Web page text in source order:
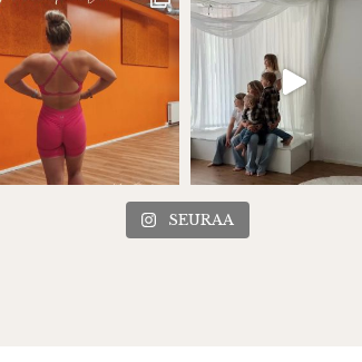
SEURAA